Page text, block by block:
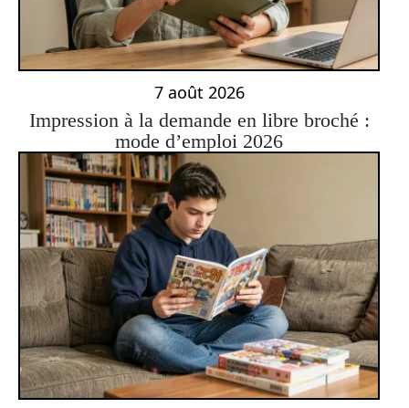
7 août 2026
Impression à la demande en libre broché :
mode d’emploi 2026